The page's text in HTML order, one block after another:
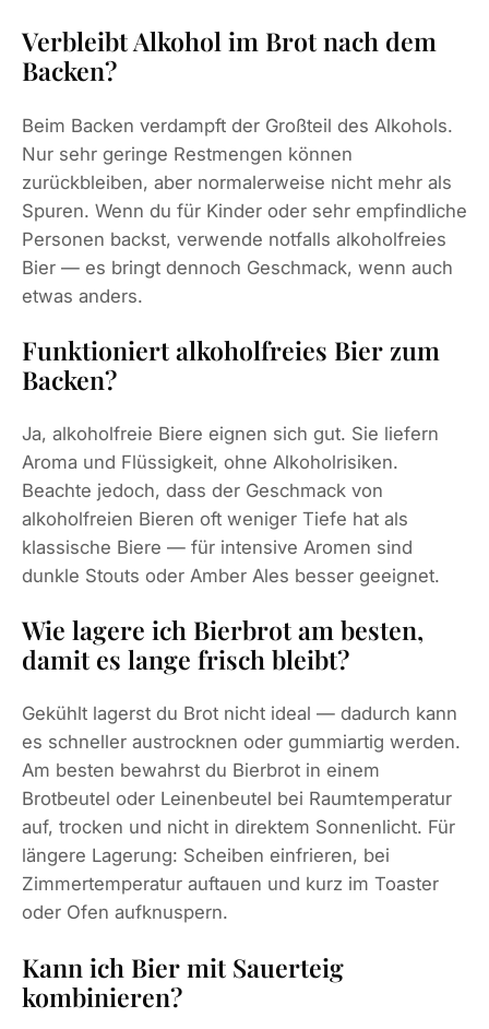
Verbleibt Alkohol im Brot nach dem
Backen?
Beim Backen verdampft der Großteil des Alkohols.
Nur sehr geringe Restmengen können
zurückbleiben, aber normalerweise nicht mehr als
Spuren. Wenn du für Kinder oder sehr empfindliche
Personen backst, verwende notfalls alkoholfreies
Bier — es bringt dennoch Geschmack, wenn auch
etwas anders.
Funktioniert alkoholfreies Bier zum
Backen?
Ja, alkoholfreie Biere eignen sich gut. Sie liefern
Aroma und Flüssigkeit, ohne Alkoholrisiken.
Beachte jedoch, dass der Geschmack von
alkoholfreien Bieren oft weniger Tiefe hat als
klassische Biere — für intensive Aromen sind
dunkle Stouts oder Amber Ales besser geeignet.
Wie lagere ich Bierbrot am besten,
damit es lange frisch bleibt?
Gekühlt lagerst du Brot nicht ideal — dadurch kann
es schneller austrocknen oder gummiartig werden.
Am besten bewahrst du Bierbrot in einem
Brotbeutel oder Leinenbeutel bei Raumtemperatur
auf, trocken und nicht in direktem Sonnenlicht. Für
längere Lagerung: Scheiben einfrieren, bei
Zimmertemperatur auftauen und kurz im Toaster
oder Ofen aufknuspern.
Kann ich Bier mit Sauerteig
kombinieren?